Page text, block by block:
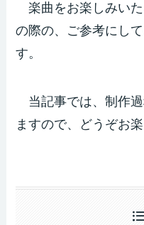
楽曲をお楽しみい
の際の、ご参考にし
す。
当記事では、制作
ますので、どうぞお